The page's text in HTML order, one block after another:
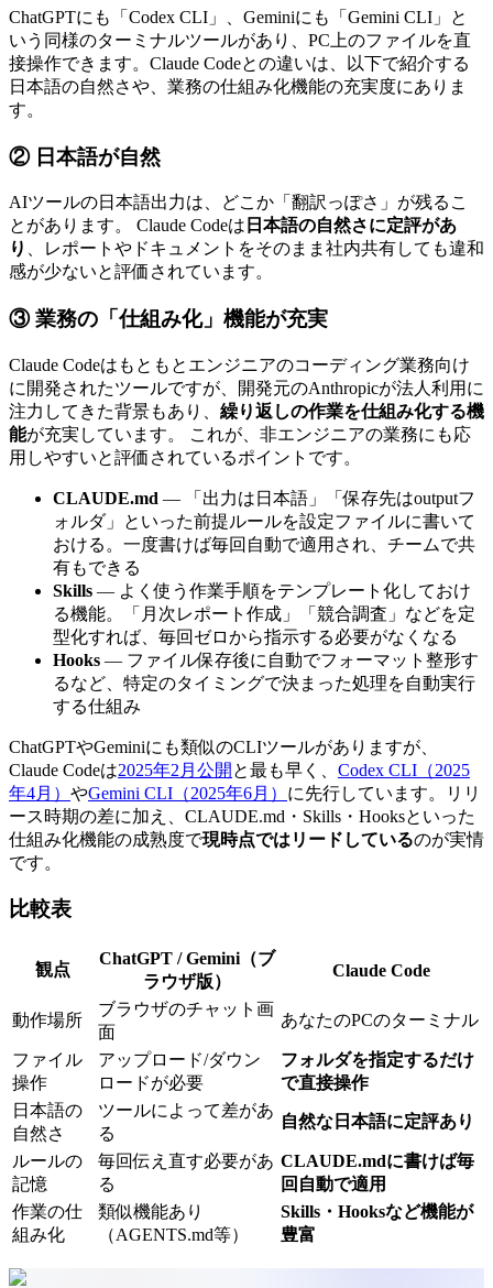
ChatGPTにも「Codex CLI」、Geminiにも「Gemini CLI」と
いう同様のターミナルツールがあり、PC上のファイルを直
接操作できます。Claude Codeとの違いは、以下で紹介する
日本語の自然さや、業務の仕組み化機能の充実度にありま
す。
② 日本語が自然
AIツールの日本語出力は、どこか「翻訳っぽさ」が残るこ
とがあります。 Claude Codeは 日本語の自然さに定評があ
り
、レポートやドキュメントをそのまま社内共有しても違和
感が少ないと評価されています。
③ 業務の「仕組み化」機能が充実
Claude Codeはもともとエンジニアのコーディング業務向け
に開発されたツールですが、開発元のAnthropicが法人利用に
注力してきた背景もあり、 繰り返しの作業を仕組み化する機
能が充実しています。 これが、非エンジニアの業務にも応
用しやすいと評価されているポイントです。
CLAUDE.md — 「出力は日本語」「保存先はoutputフ
ォルダ」といった前提ルールを設定ファイルに書いて
おける。一度書けば毎回自動で適用され、チームで共
有もできる
Skills — よく使う作業手順をテンプレート化しておけ
る機能。「月次レポート作成」「競合調査」などを定
型化すれば、毎回ゼロから指示する必要がなくなる
Hooks — ファイル保存後に自動でフォーマット整形す
るなど、特定のタイミングで決まった処理を自動実行
する仕組み
ChatGPTやGeminiにも類似のCLIツールがありますが、
Claude Codeは2025年2月公開 と最も早く、 Codex CLI（2025
年4月） やGemini CLI（2025年6月） に先行しています。リリ
ース時期の差に加え、CLAUDE.md・Skills・Hooksといった
仕組み化機能の成熟度で現時点ではリードしているのが実情
です。
比較表
観点
ChatGPT / Gemini（ブ
ラウザ版）
Claude Code
動作場所
ブラウザのチャット画
面
あなたのPCのターミナル
ファイル
操作
アップロード/ダウン
ロードが必要
フォルダを指定するだけ
で直接操作
日本語の
自然さ
ツールによって差があ
る
自然な日本語に定評あり
ルールの
記憶
毎回伝え直す必要があ
る
CLAUDE.mdに書けば毎
回自動で適用
作業の仕
組み化
類似機能あり
（AGENTS.md等）
Skills・Hooksなど機能が
豊富